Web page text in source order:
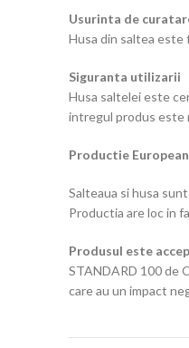
Usurinta de
Husa din saltea este
Siguranta utilizarii
Husa saltelei este
intregul produs este
Productie
Salteaua si husa
Productia are loc in
Produsul este
STANDARD 100 de
care au un impact